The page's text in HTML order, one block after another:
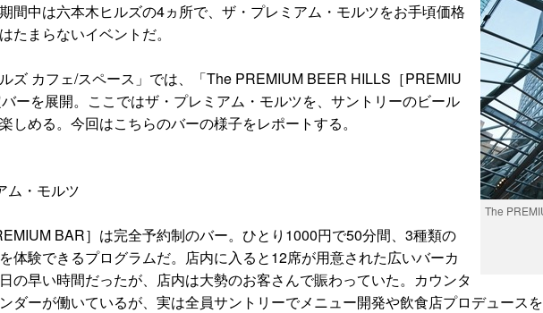
選手
試乗会
話題
デザイン
社会
ハウツー
The
間中は六本木ヒルズの4ヵ所で、ザ・プレミアム・モルツをお手頃価格
たまらないイベントだ。
ズ カフェ/スペース」では、「The PREMIUM BEER HILLS［PREMIU
ーを展開。ここではザ・プレミアム・モルツを、サントリーのビール
しめる。今回はこちらのバーの様子をレポートする。
ム・モルツ
BAR］は完全予約制のバー。ひとり1000円で50分間、3種類の
体験できるプログラムだ。店内に入ると12席が用意された広いバーカ
の早い時間だったが、店内は大勢のお客さんで賑わっていた。カウンタ
ダーが働いているが、実は全員サントリーでメニュー開発や飲食店プロデュース